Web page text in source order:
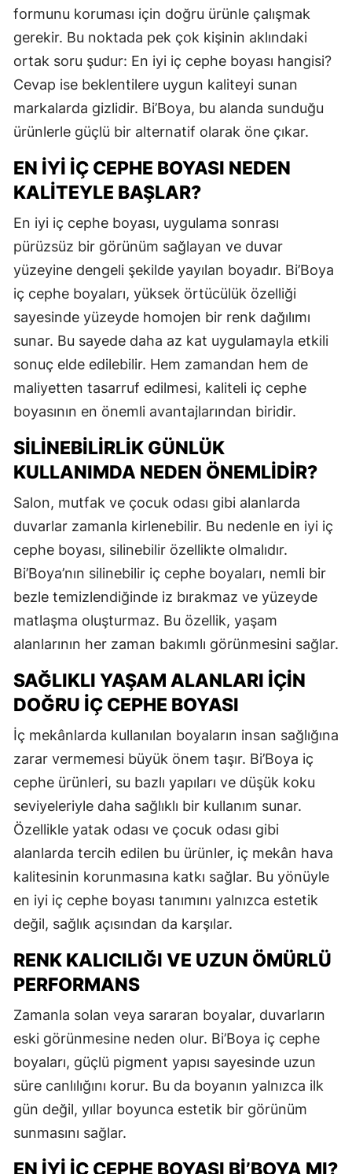
formunu koruması için doğru ürünle çalışmak
gerekir. Bu noktada pek çok kişinin aklındaki
ortak soru şudur: En iyi iç cephe boyası hangisi?
Cevap ise beklentilere uygun kaliteyi sunan
markalarda gizlidir. Bi’Boya, bu alanda sunduğu
ürünlerle güçlü bir alternatif olarak öne çıkar.
EN İYI İÇ CEPHE BOYASI NEDEN
KALITEYLE BAŞLAR?
En iyi iç cephe boyası, uygulama sonrası
pürüzsüz bir görünüm sağlayan ve duvar
yüzeyine dengeli şekilde yayılan boyadır. Bi’Boya
iç cephe boyaları, yüksek örtücülük özelliği
sayesinde yüzeyde homojen bir renk dağılımı
sunar. Bu sayede daha az kat uygulamayla etkili
sonuç elde edilebilir. Hem zamandan hem de
maliyetten tasarruf edilmesi, kaliteli iç cephe
boyasının en önemli avantajlarından biridir.
SILINEBILIRLIK GÜNLÜK
KULLANIMDA NEDEN ÖNEMLIDIR?
Salon, mutfak ve çocuk odası gibi alanlarda
duvarlar zamanla kirlenebilir. Bu nedenle en iyi iç
cephe boyası, silinebilir özellikte olmalıdır.
Bi’Boya’nın silinebilir iç cephe boyaları, nemli bir
bezle temizlendiğinde iz bırakmaz ve yüzeyde
matlaşma oluşturmaz. Bu özellik, yaşam
alanlarının her zaman bakımlı görünmesini sağlar.
SAĞLIKLI YAŞAM ALANLARI İÇIN
DOĞRU İÇ CEPHE BOYASI
İç mekânlarda kullanılan boyaların insan sağlığına
zarar vermemesi büyük önem taşır. Bi’Boya iç
cephe ürünleri, su bazlı yapıları ve düşük koku
seviyeleriyle daha sağlıklı bir kullanım sunar.
Özellikle yatak odası ve çocuk odası gibi
alanlarda tercih edilen bu ürünler, iç mekân hava
kalitesinin korunmasına katkı sağlar. Bu yönüyle
en iyi iç cephe boyası tanımını yalnızca estetik
değil, sağlık açısından da karşılar.
RENK KALICILIĞI VE UZUN ÖMÜRLÜ
PERFORMANS
Zamanla solan veya sararan boyalar, duvarların
eski görünmesine neden olur. Bi’Boya iç cephe
boyaları, güçlü pigment yapısı sayesinde uzun
süre canlılığını korur. Bu da boyanın yalnızca ilk
gün değil, yıllar boyunca estetik bir görünüm
sunmasını sağlar.
EN İYI İÇ CEPHE BOYASI BI’BOYA MI?